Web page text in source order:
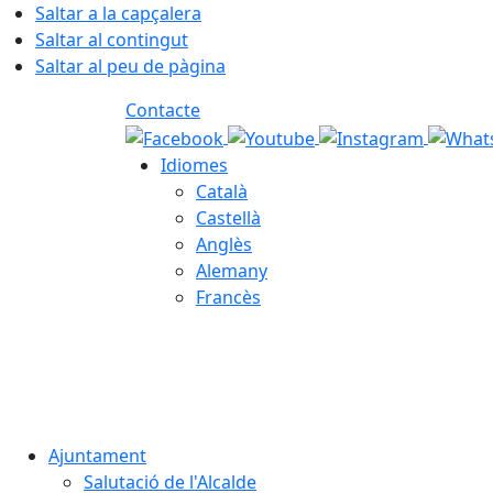
Saltar a la capçalera
Saltar al contingut
Saltar al peu de pàgina
Contacte
Idiomes
Català
Castellà
Anglès
Alemany
Francès
Ajuntament
Salutació de l'Alcalde